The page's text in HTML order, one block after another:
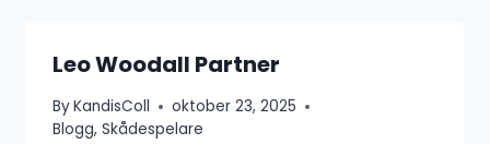
Leo Woodall Partner
ByKandisColl
oktober 23, 2025
Blogg, Skådespelare